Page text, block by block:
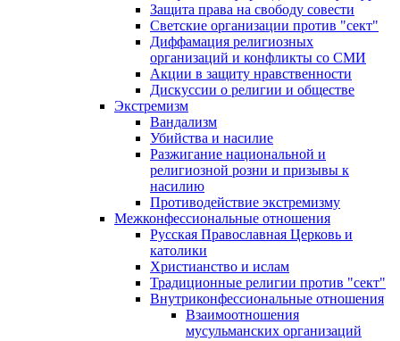
Защита права на свободу совести
Светские организации против "сект"
Диффамация религиозных
организаций и конфликты со СМИ
Акции в защиту нравственности
Дискуссии о религии и обществе
Экстремизм
Вандализм
Убийства и насилие
Разжигание национальной и
религиозной розни и призывы к
насилию
Противодействие экстремизму
Межконфессиональные отношения
Русская Православная Церковь и
католики
Христианство и ислам
Традиционные религии против "сект"
Внутриконфессиональные отношения
Взаимоотношения
мусульманских организаций